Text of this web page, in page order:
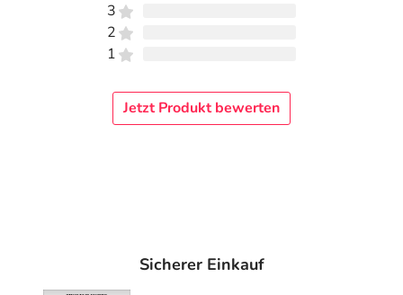
3
2
1
Jetzt Produkt bewerten
Sicherer Einkauf